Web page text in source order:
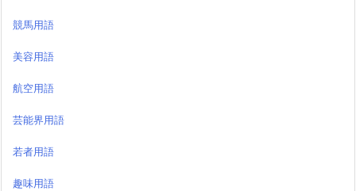
競馬用語
美容用語
航空用語
芸能界用語
若者用語
趣味用語